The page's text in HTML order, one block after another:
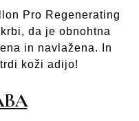
Pro Regenerating
da je obnohtna
in navlažena. In
koži adijo!